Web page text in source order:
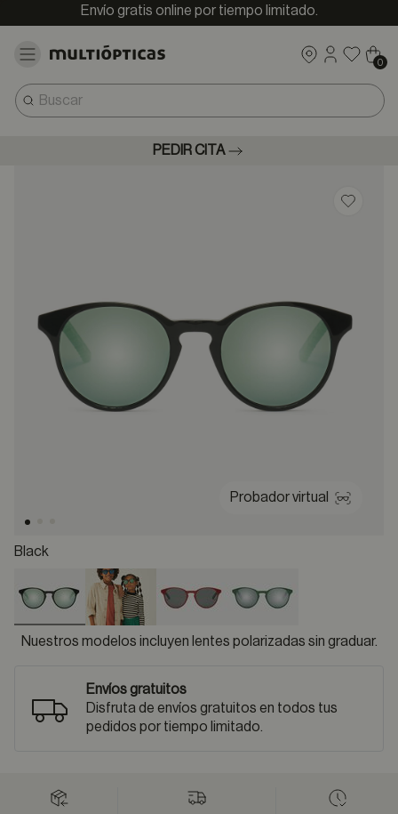
Envío gratis online por tiempo limitado.
0
PEDIR CITA
Probador virtual
Black
selected
Nuestros modelos incluyen lentes polarizadas sin graduar.
Envíos gratuitos
Disfruta de envíos gratuitos en todos tus
pedidos por tiempo limitado.